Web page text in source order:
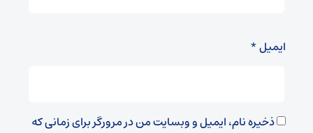
ایمیل*
ذخیره نام، ایمیل و وبسایت من در مرورگر برای زمانی که